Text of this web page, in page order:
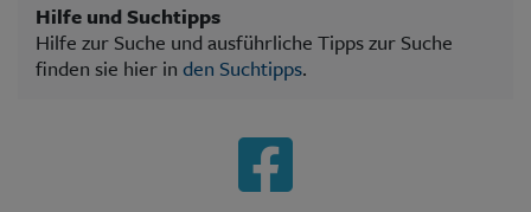
Hilfe und Suchtipps
Hilfe zur Suche und ausführliche Tipps zur Suche
finden sie hier in den Suchtipps.